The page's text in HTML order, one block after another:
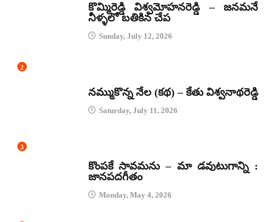
కొమ్మిరెడ్డి విశ్వమోహనరెడ్డి – జనమనే
నీళ్ళలో బతికిన చేప
Sunday, July 12, 2026
2
నమ్ముకొన్న నేల (కథ) – కేతు విశ్వనాథరెడ్డి
Saturday, July 11, 2026
3
కొంపకే సావమను – మా డవుటుగాన్ని :
జానపదగీతం
Monday, May 4, 2026